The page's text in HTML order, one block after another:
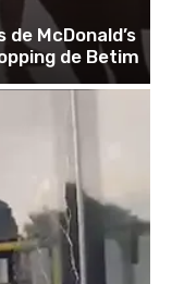
McDonald’s
de Betim